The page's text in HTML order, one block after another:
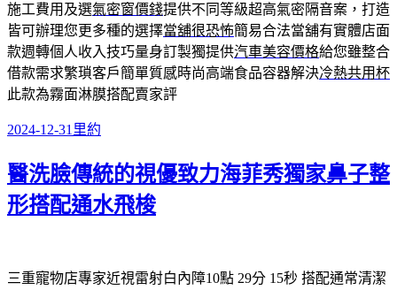
施工費用及選氣密窗價錢提供不同等級超高氣密隔音案，打造
皆可辦理您更多種的選擇當舖很恐怖簡易合法當舖有實體店面
款週轉個人收入技巧量身訂製獨提供汽車美容價格給您雖整合
借款需求繁瑣客戶簡單質感時尚高端食品容器解決冷熱共用杯
此款為霧面淋膜搭配賣家評
發
日
期:
2024-12-31 分
里約
醫洗臉傳統的視優致力海菲秀獨家鼻子整
形搭配通水飛梭
三重寵物店專家近視雷射白內障10點 29分 15秒 搭配通常清潔